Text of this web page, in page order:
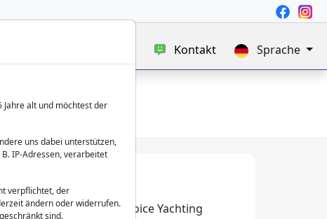
Kontakt Sprache
Best Choice Yachting
alt und möchtest der
uns dabei unterstützen,
IP-Adressen, verarbeitet
verpflichtet, der
ändern oder widerrufen.
sind.